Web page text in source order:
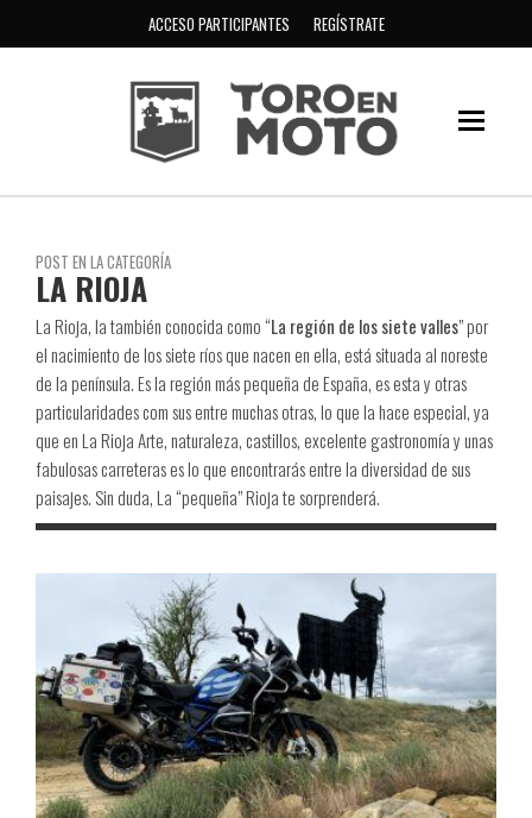
ACCESO PARTICIPANTES REGÍSTRATE
POST EN LA CATEGORÍA
LA RIOJA
La Rioja, la también conocida como “La región de los siete valles” por
el nacimiento de los siete ríos que nacen en ella, está situada al noreste
de la península. Es la región más pequeña de España, es esta y otras
particularidades com sus entre muchas otras, lo que la hace especial, ya
que en La Rioja Arte, naturaleza, castillos, excelente gastronomía y unas
fabulosas carreteras es lo que encontrarás entre la diversidad de sus
paisajes. Sin duda, La “pequeña” Rioja te sorprenderá.